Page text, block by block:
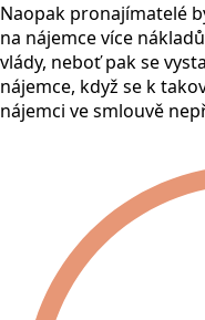
Naopak pronajímatelé
na nájemce více
vlády, neboť pak se
nájemce, když se k
nájemci ve smlouvě